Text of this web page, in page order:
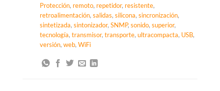
Protección, remoto, repetidor, resistente,
retroalimentación,salidas,silicona,sincronización,
sintetizada,sintonizador,SNMP,sonido,superior,
tecnología,transmisor,transporte,ultracompacta, USB,
versión,web,WiFi